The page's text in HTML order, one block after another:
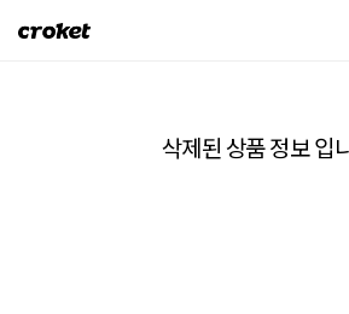
크
삭제된 상품 정보 입